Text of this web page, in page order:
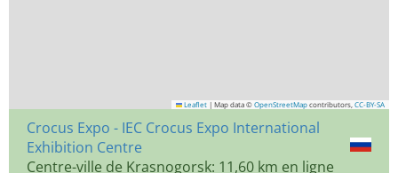
Leaflet | Map data © OpenStreetMap contributors, CC-BY-SA
Crocus Expo - IEC Crocus Expo International
Exhibition Centre
Centre-ville de Krasnogorsk: 11,60 km en ligne